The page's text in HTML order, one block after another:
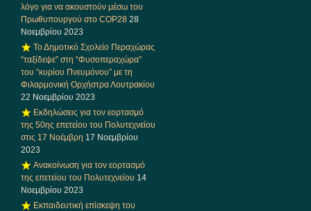
λόγο για να ακουστούν μέσω του
Πρωθυπουργού στο COP28 28
Νοεμβρίου 2023
Το Δημοτικό Σχολείο Περαχώρας
“ταξίδεψε” στη “Φυσοπεραχώρα”
του “κυρίου Πνευμόνου” με τη
Φιλαρμονική Ορχήστρα Λουτρακίου
22 Νοεμβρίου 2023
Εκδηλώσεις για τον εορτασμό
της 50ης επετείου του Πολυτεχνείου
στις 17 Νοέμβρη 17 Νοεμβρίου
2023
Ανακοίνωση για τον εορτασμό
της επετείου του Πολυτεχνείου 14
Νοεμβρίου 2023
Εκπαιδευτική επίσκεψη του